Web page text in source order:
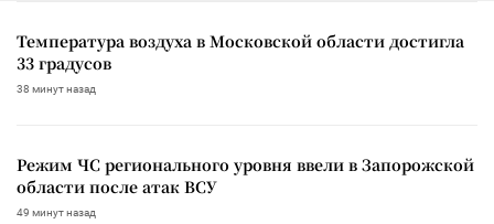
Температура воздуха в Московской области достигла
33 градусов
38 минут назад
Режим ЧС регионального уровня ввели в Запорожской
области после атак ВСУ
49 минут назад